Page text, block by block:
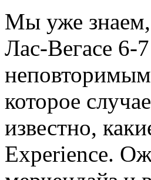
Мы уже знаем,
Лас-Вегасе 6-
которое
известно,
Experience.